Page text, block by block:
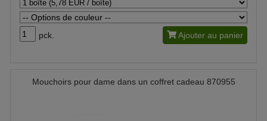
pck. Ajouter au panier
Mouchoirs pour dame dans un coffret cadeau 870955